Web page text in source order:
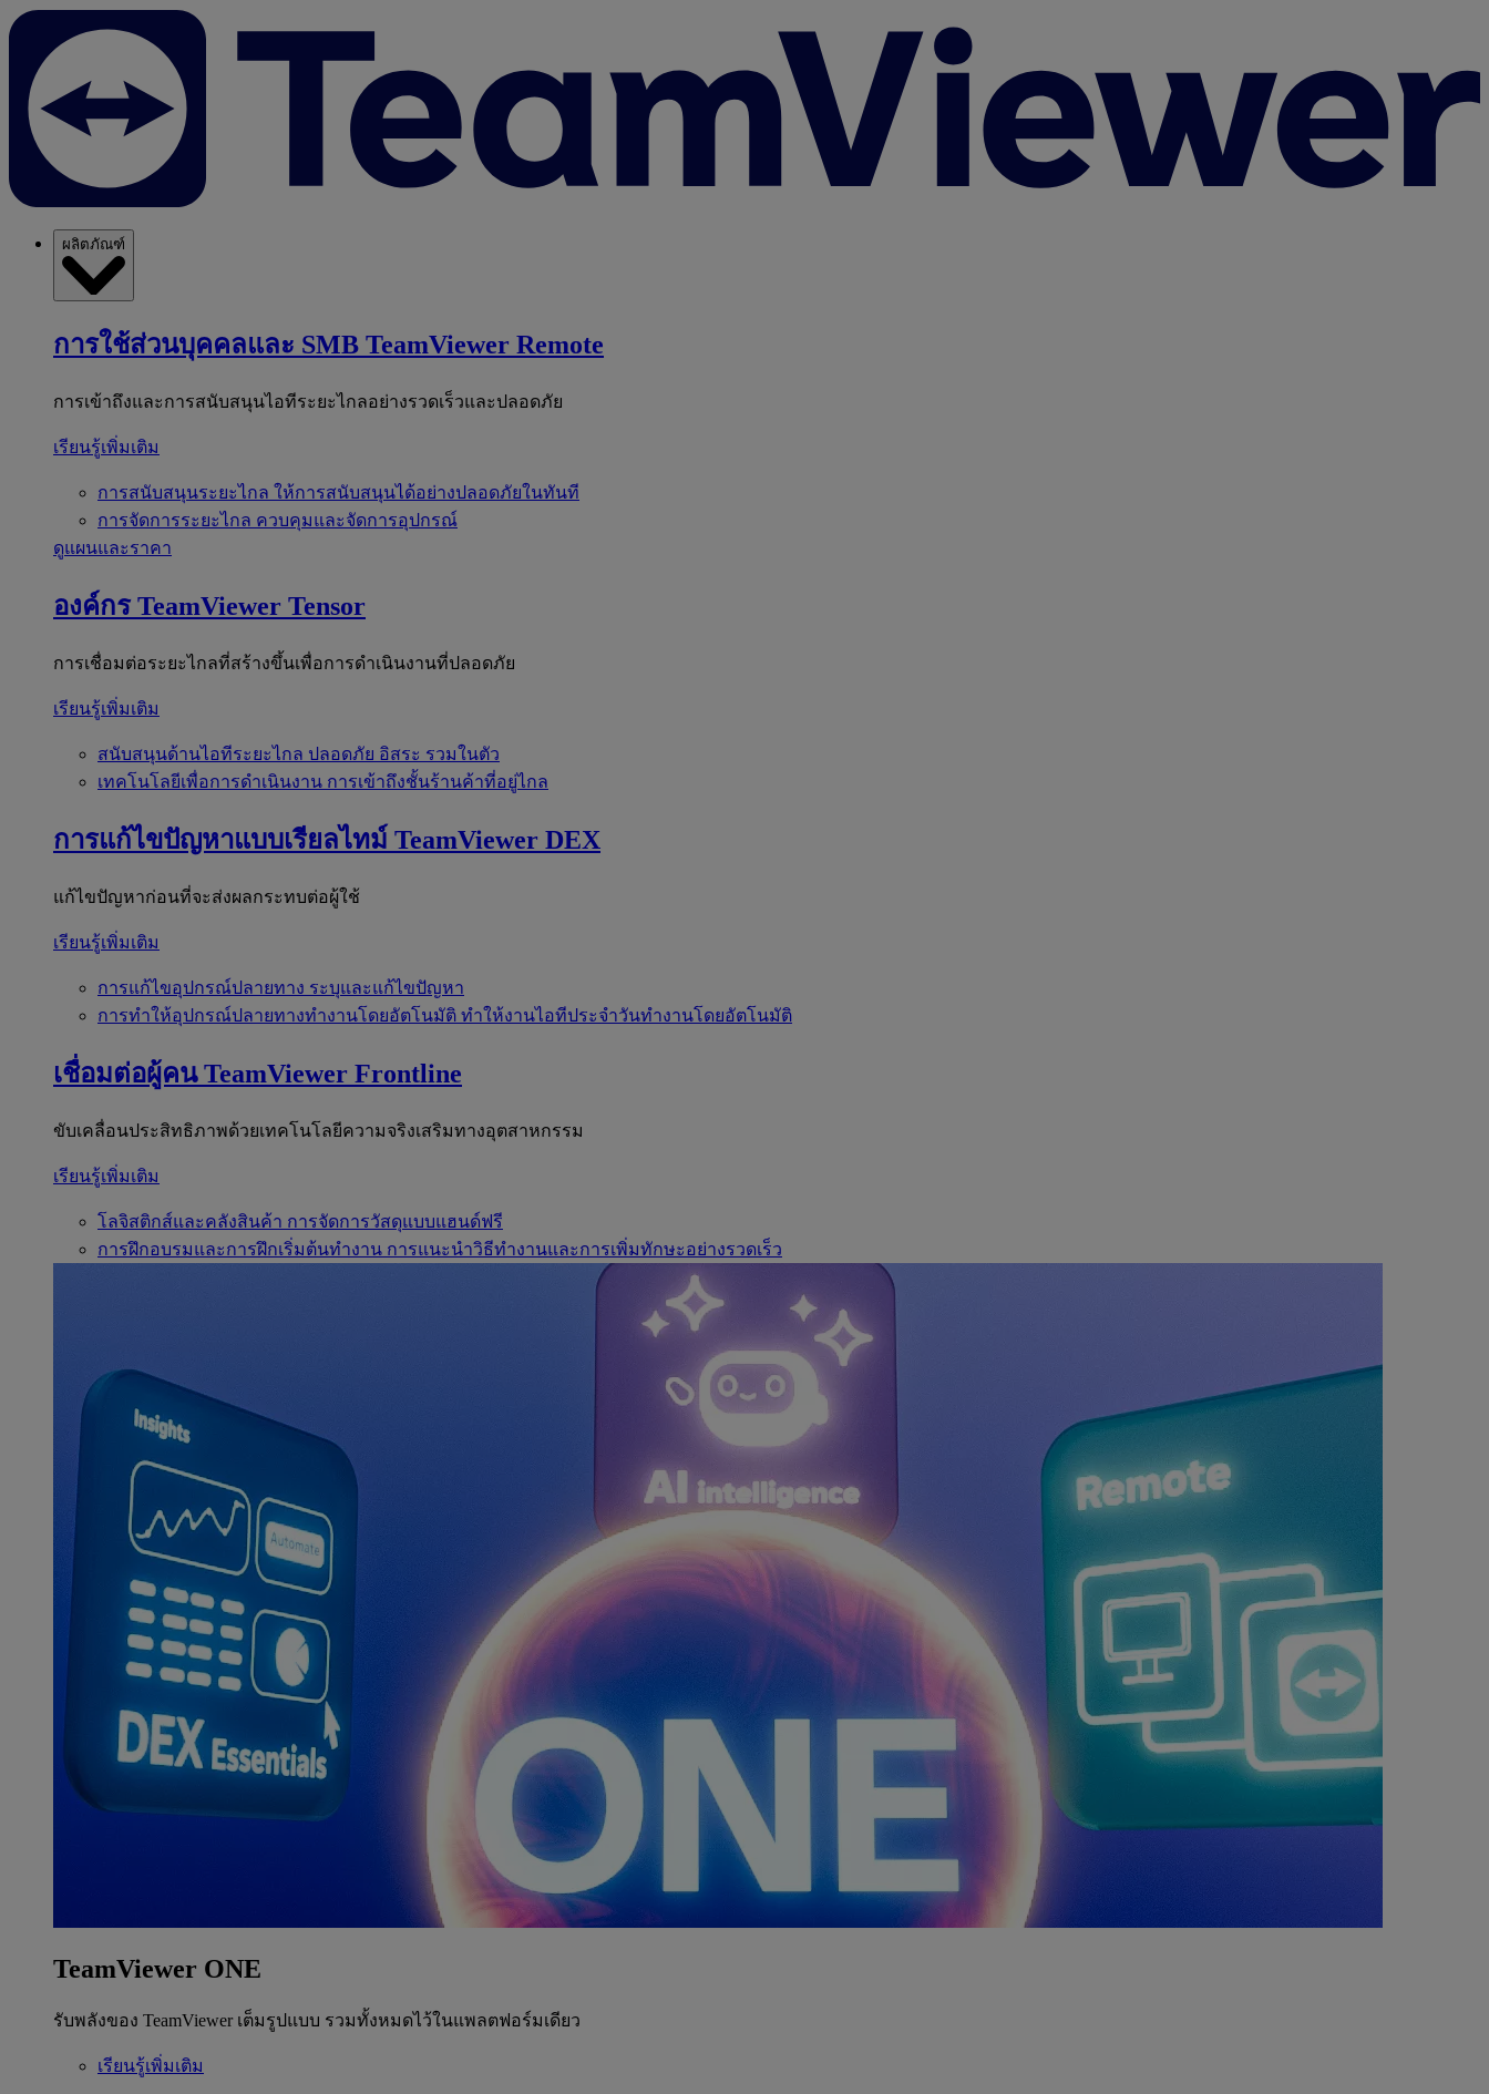
ผลิตภัณฑ์
การใช้ส่วนบุคคลและ SMB TeamViewer Remote
การเข้าถึงและการสนับสนุนไอทีระยะไกลอย่างรวดเร็วและปลอดภัย
เรียนรู้เพิ่มเติม
การสนับสนุนระยะไกล ให้การสนับสนุนได้อย่างปลอดภัยในทันที
การจัดการระยะไกล ควบคุมและจัดการอุปกรณ์
ดูแผนและราคา
องค์กร TeamViewer Tensor
การเชื่อมต่อระยะไกลที่สร้างขึ้นเพื่อการดำเนินงานที่ปลอดภัย
เรียนรู้เพิ่มเติม
สนับสนุนด้านไอทีระยะไกล ปลอดภัย อิสระ รวมในตัว
เทคโนโลยีเพื่อการดำเนินงาน การเข้าถึงชั้นร้านค้าที่อยู่ไกล
การแก้ไขปัญหาแบบเรียลไทม์ TeamViewer DEX
แก้ไขปัญหาก่อนที่จะส่งผลกระทบต่อผู้ใช้
เรียนรู้เพิ่มเติม
การแก้ไขอุปกรณ์ปลายทาง ระบุและแก้ไขปัญหา
การทำให้อุปกรณ์ปลายทางทำงานโดยอัตโนมัติ ทำให้งานไอทีประจำวันทำงานโดยอัตโนมัติ
เชื่อมต่อผู้คน TeamViewer Frontline
ขับเคลื่อนประสิทธิภาพด้วยเทคโนโลยีความจริงเสริมทางอุตสาหกรรม
เรียนรู้เพิ่มเติม
โลจิสติกส์และคลังสินค้า การจัดการวัสดุแบบแฮนด์ฟรี
การฝึกอบรมและการฝึกเริ่มต้นทำงาน การแนะนำวิธีทำงานและการเพิ่มทักษะอย่างรวดเร็ว
TeamViewer ONE
รับพลังของ TeamViewer เต็มรูปแบบ รวมทั้งหมดไว้ในแพลตฟอร์มเดียว
เรียนรู้เพิ่มเติม